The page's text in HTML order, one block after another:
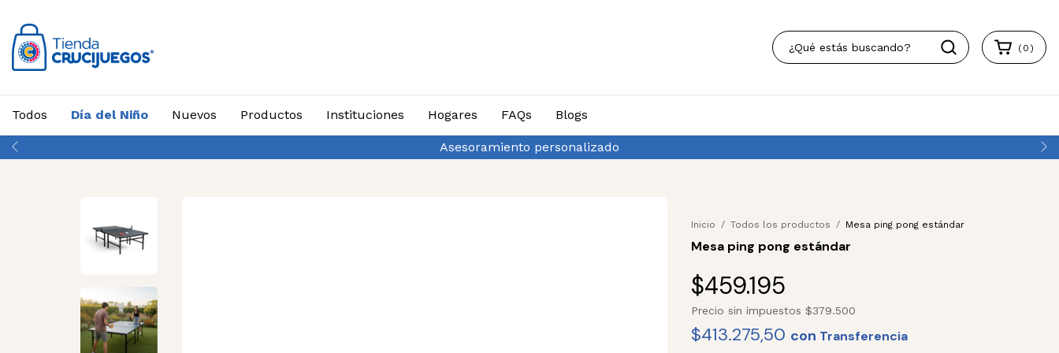
Asesoramiento personalizado
( 0 )
Todos Día del Niño Nuevos Productos Instituciones Hogares FAQs Blogs
Inicio / Todos los productos / Mesa ping pong estándar
Mesa ping pong estándar
$459.195
Precio sin impuestos $379.500
$413.275,50 con